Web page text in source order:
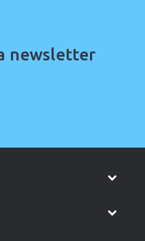
newsletter